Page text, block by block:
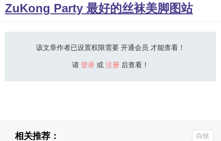
ZuKong Party 最好的丝袜美脚图站
该文章作者已设置权限需要 开通会员 才能查看！
请 登录 或 注册 后查看！
相关推荐： 白丝